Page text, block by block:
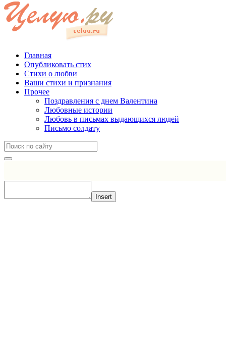
Главная
Опубликовать стих
Стихи о любви
Ваши стихи и признания
Прочее
Поздравления с днем Валентина
Любовные истории
Любовь в письмах выдающихся людей
Письмо солдату
Insert